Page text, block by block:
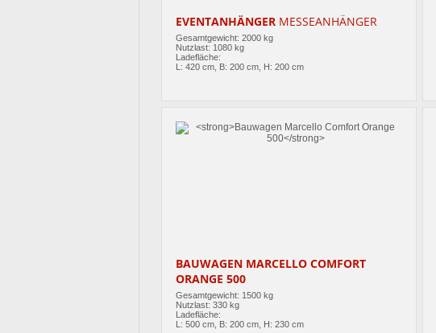
EVENTANHÄNGER MESSEANHÄNGER
Gesamtgewicht: 2000 kg
Nutzlast: 1080 kg
Ladefläche:
L: 420 cm, B: 200 cm, H: 200 cm
BAUWAGEN MARCELLO COMFORT
ORANGE 500
Gesamtgewicht: 1500 kg
Nutzlast: 330 kg
Ladefläche:
L: 500 cm, B: 200 cm, H: 230 cm